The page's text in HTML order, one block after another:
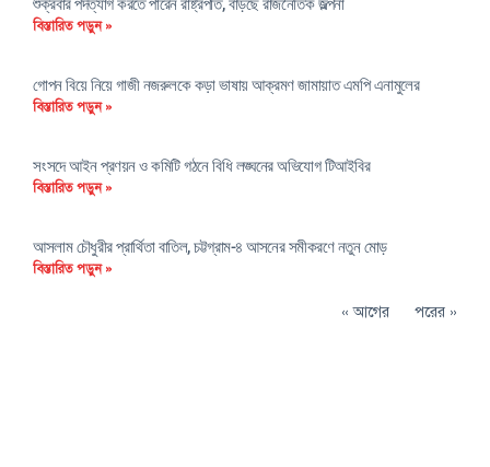
শুক্রবার পদত্যাগ করতে পারেন রাষ্ট্রপতি, বাড়ছে রাজনৈতিক জল্পনা
বিস্তারিত পড়ুন »
গোপন বিয়ে নিয়ে গাজী নজরুলকে কড়া ভাষায় আক্রমণ জামায়াত এমপি এনামুলের
বিস্তারিত পড়ুন »
সংসদে আইন প্রণয়ন ও কমিটি গঠনে বিধি লঙ্ঘনের অভিযোগ টিআইবির
বিস্তারিত পড়ুন »
আসলাম চৌধুরীর প্রার্থিতা বাতিল, চট্টগ্রাম-৪ আসনের সমীকরণে নতুন মোড়
বিস্তারিত পড়ুন »
« আগের পরের »